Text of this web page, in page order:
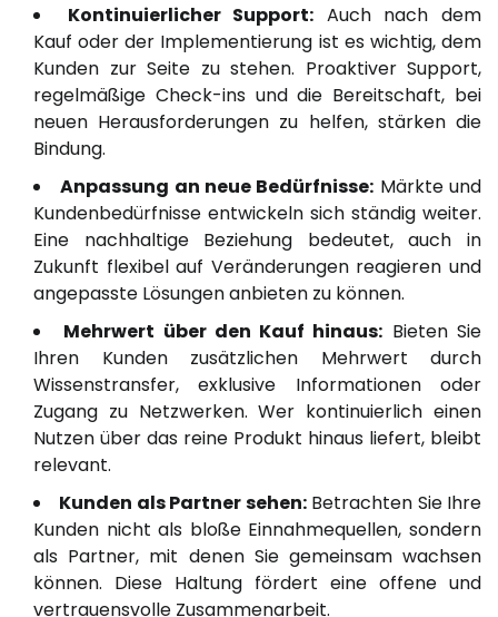
Kontinuierlicher Support: Auch nach dem
Kauf oder der Implementierung ist es wichtig, dem
Kunden zur Seite zu stehen. Proaktiver Support,
regelmäßige Check-ins und die Bereitschaft, bei
neuen Herausforderungen zu helfen, stärken die
Bindung.
Anpassung an neue Bedürfnisse: Märkte und
Kundenbedürfnisse entwickeln sich ständig weiter.
Eine nachhaltige Beziehung bedeutet, auch in
Zukunft flexibel auf Veränderungen reagieren und
angepasste Lösungen anbieten zu können.
Mehrwert über den Kauf hinaus: Bieten Sie
Ihren Kunden zusätzlichen Mehrwert durch
Wissenstransfer, exklusive Informationen oder
Zugang zu Netzwerken. Wer kontinuierlich einen
Nutzen über das reine Produkt hinaus liefert, bleibt
relevant.
Kunden als Partner sehen:Betrachten Sie Ihre
Kunden nicht als bloße Einnahmequellen, sondern
als Partner, mit denen Sie gemeinsam wachsen
können. Diese Haltung fördert eine offene und
vertrauensvolle Zusammenarbeit.